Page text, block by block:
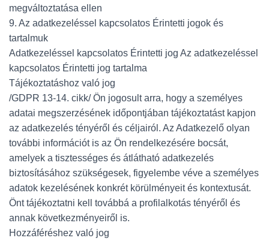
megváltoztatása ellen
9. Az adatkezeléssel kapcsolatos Érintetti jogok és
tartalmuk
Adatkezeléssel kapcsolatos Érintetti jog Az adatkezeléssel
kapcsolatos Érintetti jog tartalma
Tájékoztatáshoz való jog
/GDPR 13-14. cikk/ Ön jogosult arra, hogy a személyes
adatai megszerzésének időpontjában tájékoztatást kapjon
az adatkezelés tényéről és céljairól. Az Adatkezelő olyan
további információt is az Ön rendelkezésére bocsát,
amelyek a tisztességes és átlátható adatkezelés
biztosításához szükségesek, figyelembe véve a személyes
adatok kezelésének konkrét körülményeit és kontextusát.
Önt tájékoztatni kell továbbá a profilalkotás tényéről és
annak következményeiről is.
Hozzáféréshez való jog